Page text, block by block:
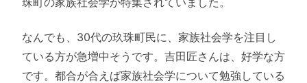
なんでも、30代の玖珠町民に、家族社会学を注目し
ている方が急増中そうです。吉田匠さんは、好学な方
です。都合が合えば家族社会学について勉強している